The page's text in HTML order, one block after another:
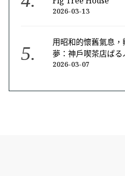
2026-03-13
用昭和的懷舊氣息
夢：神戶喫茶店ぱる
2026-03-07